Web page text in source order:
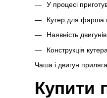
У процесі
Кутер для фарша
Наявність
Конструкція
Чаша і двигун
Купити